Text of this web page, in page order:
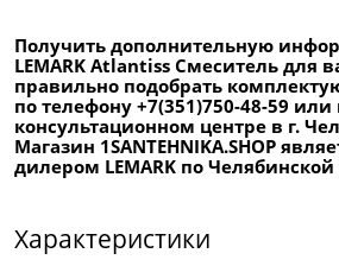
Получить дополнительную
LEMARK Atlantiss Смеситель для
правильно подобрать
по телефону +7(351)750-48-59 или
консультационном центре в г.
Магазин 1SANTEHNIKA.SHOP
дилером LEMARK по Челябинской
Характеристики